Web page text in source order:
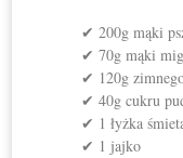
✔ 200g mąki
✔ 70g mąki
✔ 120g
✔ 40g cukru
✔ 1 łyżka
✔ 1 jajko